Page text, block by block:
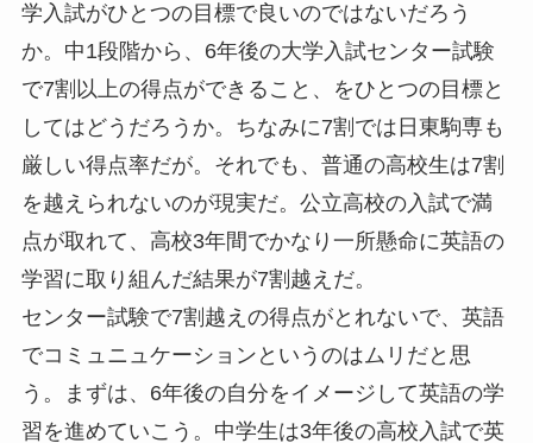
学入試がひとつの目標で良いのではないだろう
か。中1段階から、6年後の大学入試センター試験
で7割以上の得点ができること、をひとつの目標と
してはどうだろうか。ちなみに7割では日東駒専も
厳しい得点率だが。それでも、普通の高校生は7割
を越えられないのが現実だ。公立高校の入試で満
点が取れて、高校3年間でかなり一所懸命に英語の
学習に取り組んだ結果が7割越えだ。
センター試験で7割越えの得点がとれないで、英語
でコミュニュケーションというのはムリだと思
う。まずは、6年後の自分をイメージして英語の学
習を進めていこう。中学生は3年後の高校入試で英